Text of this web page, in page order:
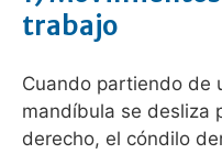
trabajo
Cuando partiendo de
mandíbula se desliza
derecho, el cóndilo